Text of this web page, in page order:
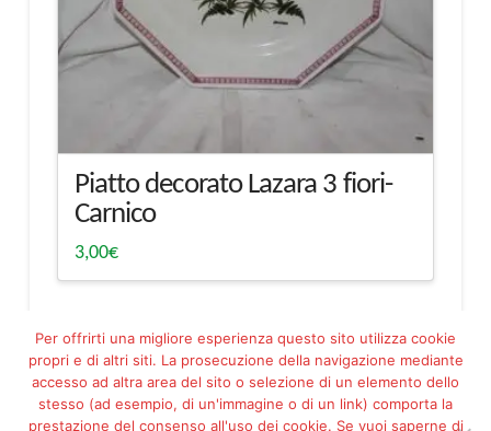
Piatto decorato Lazara 3 fiori-
Carnico
3,00€
Per offrirti una migliore esperienza questo sito utilizza cookie
propri e di altri siti. La prosecuzione della navigazione mediante
accesso ad altra area del sito o selezione di un elemento dello
stesso (ad esempio, di un'immagine o di un link) comporta la
prestazione del consenso all'uso dei cookie. Se vuoi saperne di